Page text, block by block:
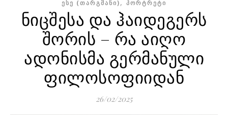
ᲔᲡᲔ (ᲗᲐᲠᲒᲛᲐᲜᲘ) ᲞᲝᲠᲢᲠᲔᲢᲘ
ნიცშესა და ჰაიდეგერს
შორის – რა აიღო
ადონისმა გერმანული
ფილოსოფიიდან
26/02/2025